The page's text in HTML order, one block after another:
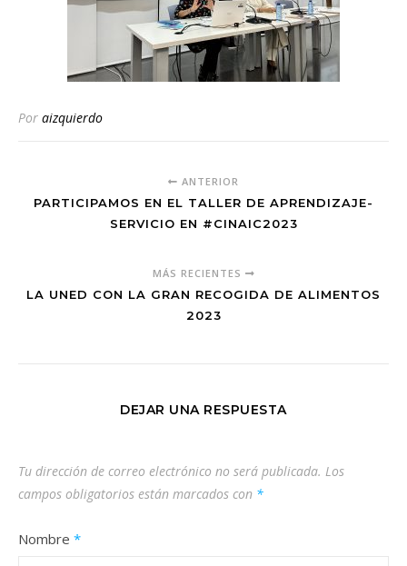
Por aizquierdo
ANTERIOR
PARTICIPAMOS EN EL TALLER DE APRENDIZAJE-
SERVICIO EN #CINAIC2023
MÁS RECIENTES
LA UNED CON LA GRAN RECOGIDA DE ALIMENTOS
2023
DEJAR UNA RESPUESTA
Tu dirección de correo electrónico no será publicada. Los
campos obligatorios están marcados con *
Nombre *